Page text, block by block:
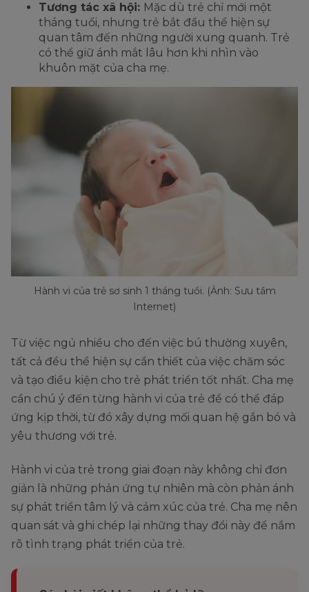
Tương tác xã hội: Mặc dù trẻ chỉ mới một
tháng tuổi, nhưng trẻ bắt đầu thể hiện sự
quan tâm đến những người xung quanh. Trẻ
có thể giữ ánh mắt lâu hơn khi nhìn vào
khuôn mặt của cha mẹ.
Hành vi của trẻ sơ sinh 1 tháng tuổi. (Ảnh: Sưu tầm
Internet)
Từ việc ngủ nhiều cho đến việc bú thường xuyên,
tất cả đều thể hiện sự cần thiết của việc chăm sóc
và tạo điều kiện cho trẻ phát triển tốt nhất. Cha mẹ
cần chú ý đến từng hành vi của trẻ để có thể đáp
ứng kịp thời, từ đó xây dựng mối quan hệ gắn bó và
yêu thương với trẻ.
Hành vi của trẻ trong giai đoạn này không chỉ đơn
giản là những phản ứng tự nhiên mà còn phản ánh
sự phát triển tâm lý và cảm xúc của trẻ. Cha mẹ nên
quan sát và ghi chép lại những thay đổi này để nắm
rõ tình trạng phát triển của trẻ.